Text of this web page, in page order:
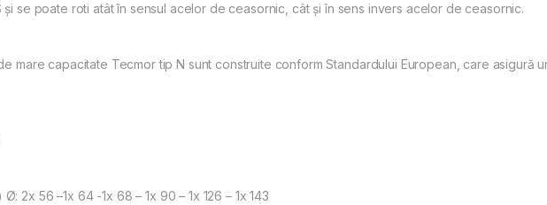
și se poate roti atât în sensul acelor de ceasornic, cât și în sens invers acelor de ceasornic.
mare capacitate Tecmor tip N sunt construite conform Standardului European, care asigură
2x 56 –1x 64 -1x 68 – 1x 90 – 1x 126 – 1x 143